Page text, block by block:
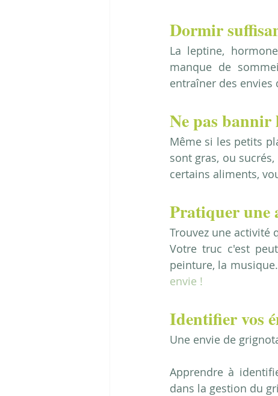
Dormir
La leptine,
manque de
entraîner des envies
Ne pas bannir
Même si les petits
sont gras, ou
certains aliments,
Pratiquer une
Trouvez une activité
Votre truc c'est
peinture, la
envie !
Identifier vos
Une envie de
Apprendre à
dans la gestion du